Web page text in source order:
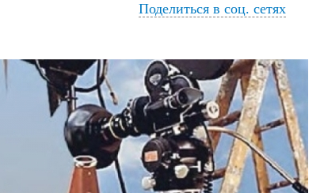
Поделиться в соц. сетях